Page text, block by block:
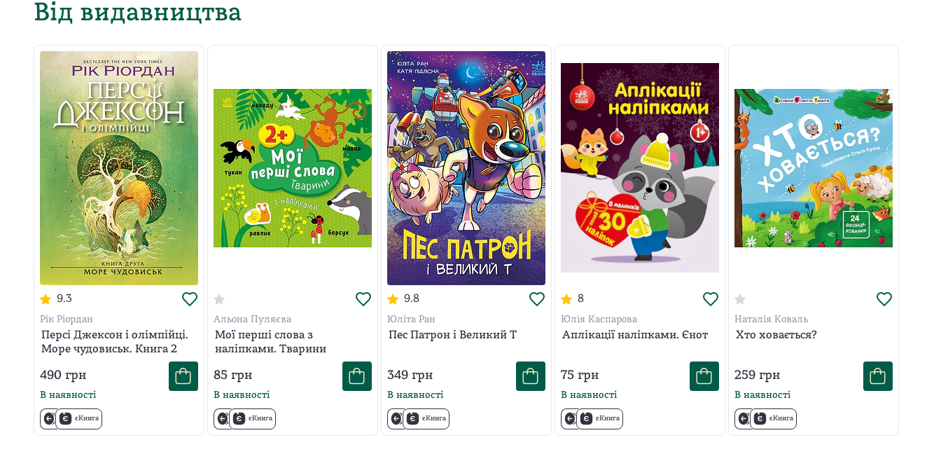
Від видавництва
9.3
Рік Ріордан
Персі Джексон і олімпійці.
Море чудовиськ. Книга 2
490 грн
В наявності
єКнига
Альона Пуляєва
Мої перші слова з
наліпками. Тварини
85 грн
В наявності
єКнига
9.8
Юліта Ран
Пес Патрон і Великий Т
349 грн
В наявності
єКнига
8
Юлія Каспарова
Аплікації наліпками. Єнот
75 грн
В наявності
єКнига
Наталія Коваль
Хто ховається?
259 грн
В наявності
єКнига